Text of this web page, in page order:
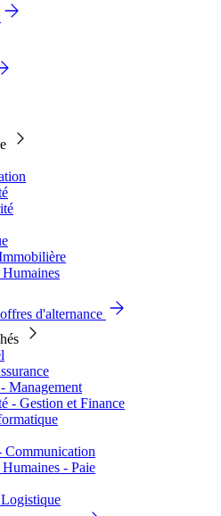
Humaines
d'alternance
Management
- Gestion et Finance
Communication
Humaines - Paie